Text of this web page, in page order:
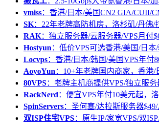
vmiss：香港/日本/美国CN2 GIA/CUII/
SK：22年老牌高防机房，洛杉矶/丹佛
RAK：独立服务器/云服务器/VPS月付
Hostyun ：低价VPS可选香港/美国/日
Locvps：香港/日本/韩国/美国VPS年付
AoyoYun ：10+年老牌国内商家，香港
80VPS：老牌主机商提供VPS/独立服
RackNerd ：便宜VPS年付10美元起，
SpinServers：圣何塞/达拉斯服务器
双ISP住宅VPS：原生IP/家宽VPS/双